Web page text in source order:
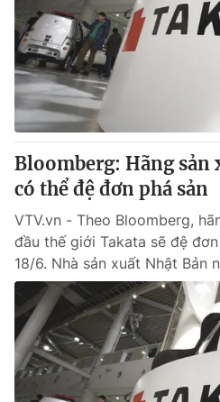
Bloomberg: Hãng
có thể đệ đơn phá sản
VTV.vn - Theo Bloomberg,
đầu thế giới Takata sẽ đệ
18/6. Nhà sản xuất Nhật Bản